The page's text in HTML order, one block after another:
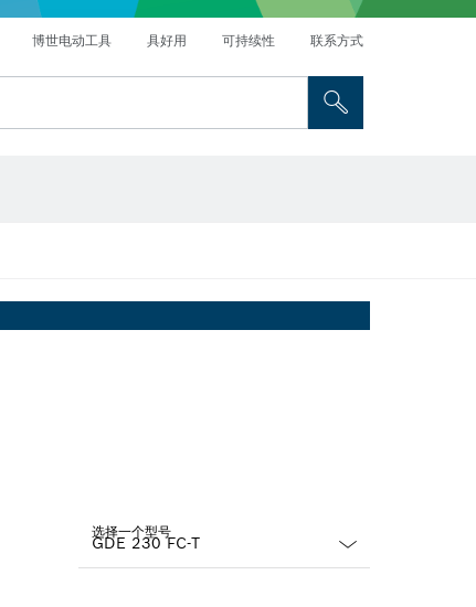
博世电动工具 具好用 可持续性 联系方式
选择一个型号